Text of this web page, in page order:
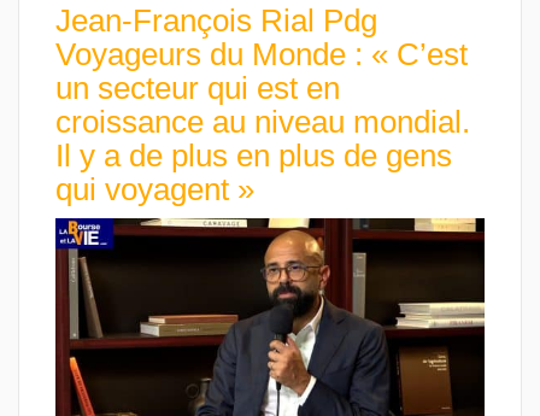
Jean-François Rial Pdg
Voyageurs du Monde : « C’est
un secteur qui est en
croissance au niveau mondial.
Il y a de plus en plus de gens
qui voyagent »